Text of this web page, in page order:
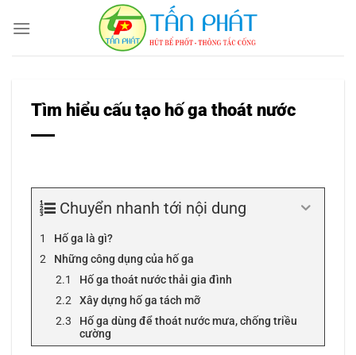
qua
Tìm hiểu cấu tạo hố ga thoát nước
Chuyển nhanh tới nội dung
Hố ga là gì?
Những công dụng của hố ga
Hố ga thoát nước thải gia đình
Xây dựng hố ga tách mỡ
Hố ga dùng để thoát nước mưa, chống triều
cường